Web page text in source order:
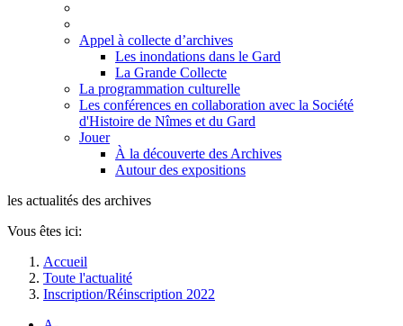
Appel à collecte d’archives
Les inondations dans le Gard
La Grande Collecte
La programmation culturelle
Les conférences en collaboration avec la Société
d'Histoire de Nîmes et du Gard
Jouer
À la découverte des Archives
Autour des expositions
les actualités des archives
Vous êtes ici:
Accueil
Toute l'actualité
Inscription/Réinscription 2022